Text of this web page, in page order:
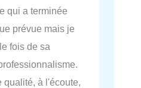
qui a terminée
prévue mais je
fois de sa
qualité, à l'écoute,